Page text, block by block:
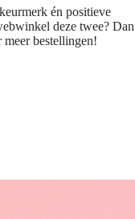
én positieve
deze twee? Dan
bestellingen!